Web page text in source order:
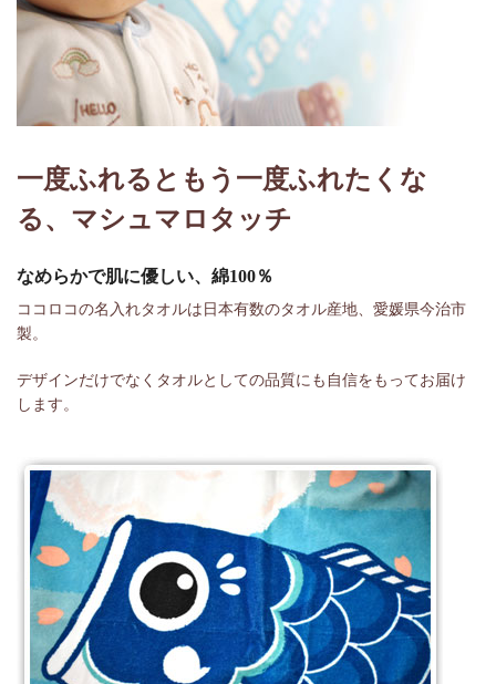
一度ふれるともう一度ふれたくな
る、マシュマロタッチ
なめらかで肌に優しい、綿100％
ココロコの名入れタオルは日本有数のタオル産地、愛媛県今治市
製。
デザインだけでなくタオルとしての品質にも自信をもってお届け
します。